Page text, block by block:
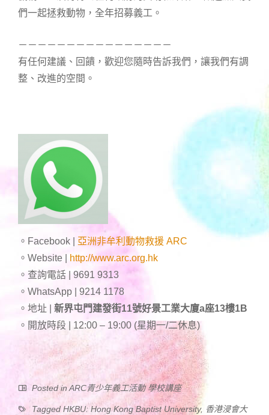
們一起拯救動物，全年招募義工。
－－－－－－－－－－－－－－－－
有任何建議、回饋，歡迎您隨時告訴我們，讓我們有調
整、改進的空間。
。Facebook | 亞洲非牟利動物救援 ARC
。Website |
http://www.arc.org.hk
。查詢電話 | 9691 9313
。WhatsApp | 9214 1178
。地址 | 新界屯門建發街11號好景工業大廈a座13樓1B
。開放時段 | 12:00 – 19:00 (星期一/二休息)
Posted inARC青少年義工活動 學校講座
Tagged HKBU: Hong Kong Baptist University, 香港浸會大